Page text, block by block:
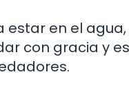
estar en el
con gracia y